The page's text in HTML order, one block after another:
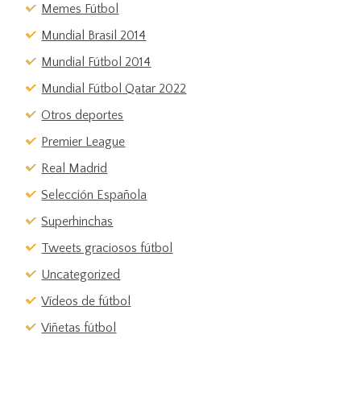
Memes Fútbol
Mundial Brasil 2014
Mundial Fútbol 2014
Mundial Fútbol Qatar 2022
Otros deportes
Premier League
Real Madrid
Selección Española
Superhinchas
Tweets graciosos fútbol
Uncategorized
Vídeos de fútbol
Viñetas fútbol